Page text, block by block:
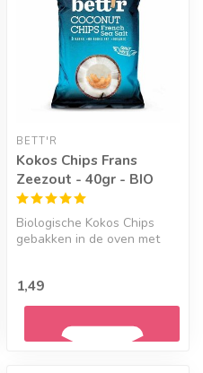
Geef een seintje
BETT'R
Kokos Chips Frans
Zeezout - 40gr - BIO
Biologische Kokos Chips
gebakken in de oven met
1,49